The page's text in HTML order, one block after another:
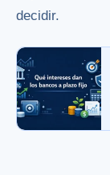
decidir.